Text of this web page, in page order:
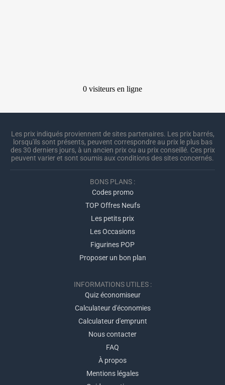
Les prix indiqués proviennent de sites partenaires. Les prix barrés,
lorsqu'ils sont présents, peuvent correspondre au prix le plus bas
des 30 derniers jours, à un ancien prix ou au prix conseillé. Ces prix
peuvent varier et sont soumis aux conditions des sites concernés.
BONS PLANS :
Codes promo
TOP Offres Neufs
Les petits prix
Les Occasions
Figurines POP
Proposer un bon plan
INFORMATIONS UTILES :
Quiz économiseur
Calculateur d'économies
Calculateur d'emprunt
Nous contacter
FAQ
À propos
Mentions légales